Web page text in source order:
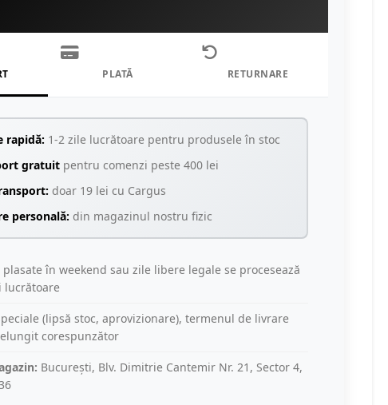
PLATĂ RETURNARE
rapidă:1-2 zile lucrătoare pentru produsele în stoc
gratuitpentru comenzi peste 400 lei
doar 19 lei cu Cargus
personală: din magazinul nostru fizic
plasate în weekend sau zile libere legale se procesează
lucrătoare
(lipsă stoc, aprovizionare), termenul de livrare
corespunzător
București, Blv. Dimitrie Cantemir Nr. 21, Sector 4,